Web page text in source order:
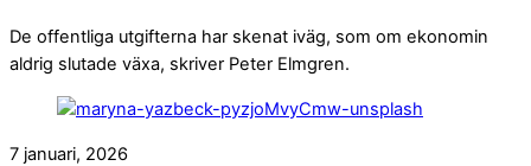
De offentliga utgifterna har skenat iväg, som om ekonomin
aldrig slutade växa, skriver Peter Elmgren.
7 januari, 2026